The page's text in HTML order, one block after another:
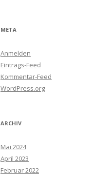
META
Anmelden
Eintrags-Feed
Kommentar-Feed
WordPress.org
ARCHIV
Mai 2024
April 2023
Februar 2022